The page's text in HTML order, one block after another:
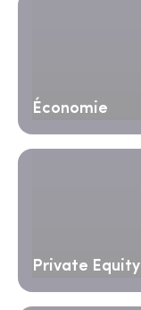
Économie
Private Equity